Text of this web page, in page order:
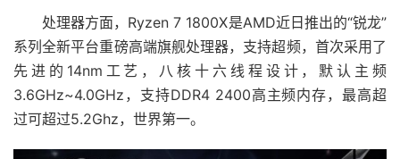
处理器方面，Ryzen 7 1800X是AMD近日推出的“锐龙”
系列全新平台重磅高端旗舰处理器，支持超频，首次采用了
先进的14nm工艺，八核十六线程设计，默认主频
3.6GHz~4.0GHz，支持DDR4 2400高主频内存，最高超
过可超过5.2Ghz，世界第一。